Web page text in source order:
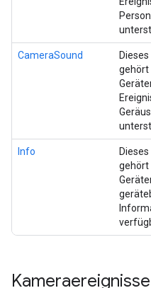
CameraSound
gehört
Info
gehört